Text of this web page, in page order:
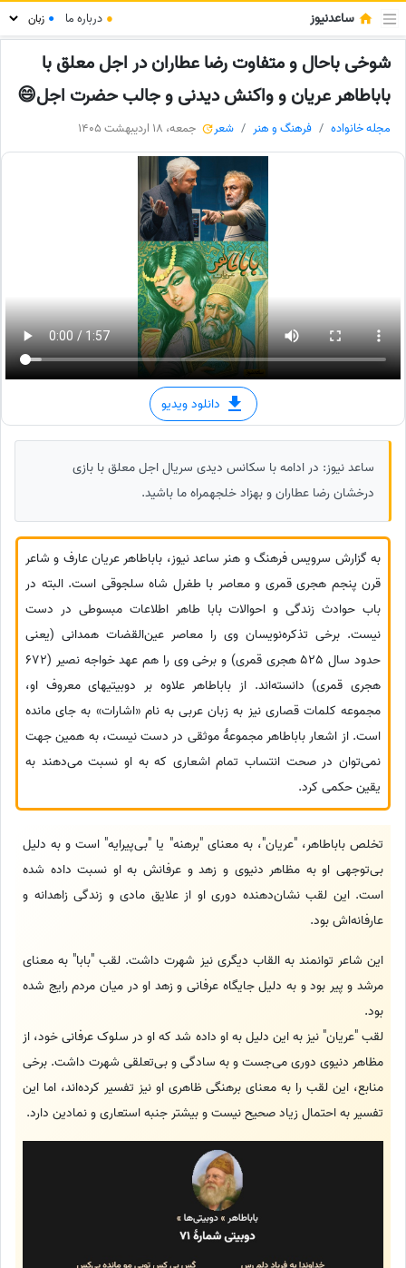
ساعدنیوز ● درباره ما ●
شوخی باحال و متفاوت رضا عطاران در اجل معلق با
باباطاهر عریان و واکنش دیدنی و جالب حضرت اجل😄
مجله خانواده فرهنگ و هنر شعر جمعه، 18 اردیبهشت 1405
دانلود ویدیو
ساعد نیوز: در ادامه با سکانس دیدی سریال اجل معلق با بازی
درخشان رضا عطاران و بهزاد خلجهمراه ما باشید.
به گزارش سرویس فرهنگ و هنر ساعد نیوز، باباطاهر عریان عارف و شاعر
قرن پنجم هجری قمری و معاصر با طغرل شاه سلجوقی است. البته در
باب حوادث زندگی و احوالات بابا طاهر اطلاعات مبسوطی در دست
نیست. برخی تذکره‌نویسان وی را معاصر عین‌القضات همدانی (یعنی
حدود سال 525 هجری قمری) و برخی وی را هم عهد خواجه نصیر (672
هجری قمری) دانسته‌اند. از باباطاهر علاوه بر دوبیتیهای معروف او،
مجموعه کلمات قصاری نیز به زبان عربی به نام «اشارات» به جای مانده
است. از اشعار باباطاهر مجموعهٔ موثقی در دست نیست، به همین جهت
نمی‌توان در صحت انتساب تمام اشعاری که به او نسبت می‌دهند به
یقین حکمی کرد.
تخلص باباطاهر، "عریان"، به معنای "برهنه" یا "بی‌پیرایه" است و به دلیل
بی‌توجهی او به مظاهر دنیوی و زهد و عرفانش به او نسبت داده شده
است. این لقب نشان‌دهنده دوری او از علایق مادی و زندگی زاهدانه و
عارفانه‌اش بود.
این شاعر توانمند به القاب دیگری نیز شهرت داشت. لقب "بابا" به معنای
مرشد و پیر بود و به دلیل جایگاه عرفانی و زهد او در میان مردم رایج شده
بود.
لقب "عریان" نیز به این دلیل به او داده شد که او در سلوک عرفانی خود، از
مظاهر دنیوی دوری می‌جست و به سادگی و بی‌تعلقی شهرت داشت. برخی
منابع، این لقب را به معنای برهنگی ظاهری او نیز تفسیر کرده‌اند، اما این
تفسیر به احتمال زیاد صحیح نیست و بیشتر جنبه استعاری و نمادین دارد.